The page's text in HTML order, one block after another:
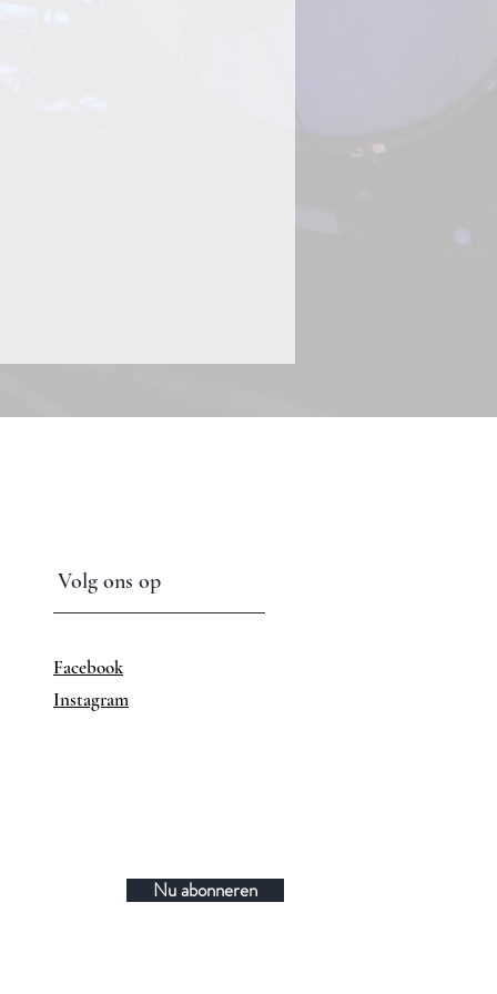
Volg ons op
Facebook
Instagram
Nu abonneren